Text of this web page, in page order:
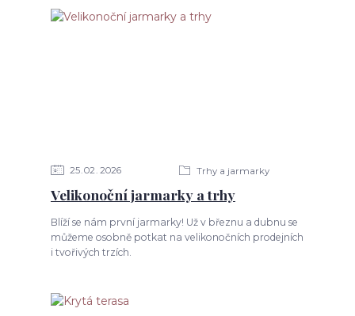
25 02 2026 Trhy a jarmarky
Velikonoční jarmarky a trhy
Blíží se nám první jarmarky! Už v březnu a dubnu se
můžeme osobně potkat na velikonočních prodejních
i tvořivých trzích.